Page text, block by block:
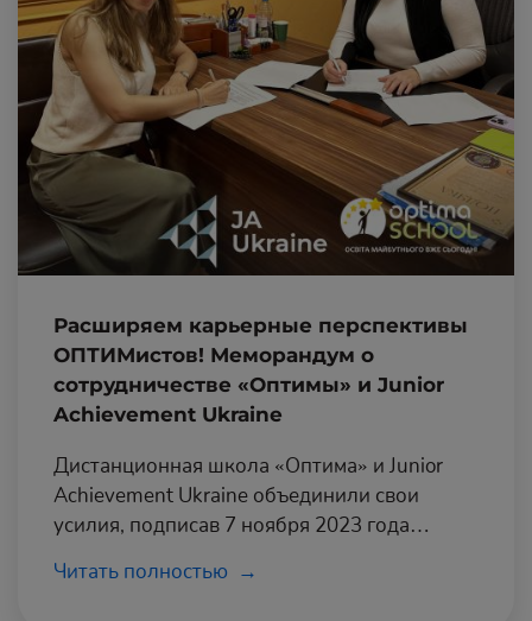
Расширяем карьерные перспективы
ОПТИМистов! Меморандум о
сотрудничестве «Оптимы» и Junior
Achievement Ukraine
Дистанционная школа «Оптима» и Junior
Achievement Ukraine объединили свои
усилия, подписав 7 ноября 2023 года
Читать полностью